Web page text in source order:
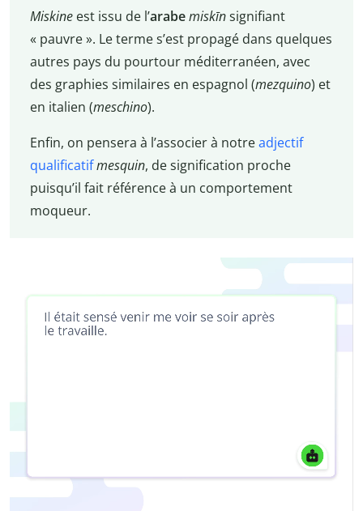
Miskineest issu de l’arabemiskīnsignifiant
« pauvre ». Le terme s’est propagé dans quelques
autres pays du pourtour méditerranéen, avec
des graphies similaires en espagnol (mezquino) et
en italien (meschino).
Enfin, on pensera à l’associer à notreadjectif
qualificatifmesquin, de signification proche
puisqu’il fait référence à un comportement
moqueur.